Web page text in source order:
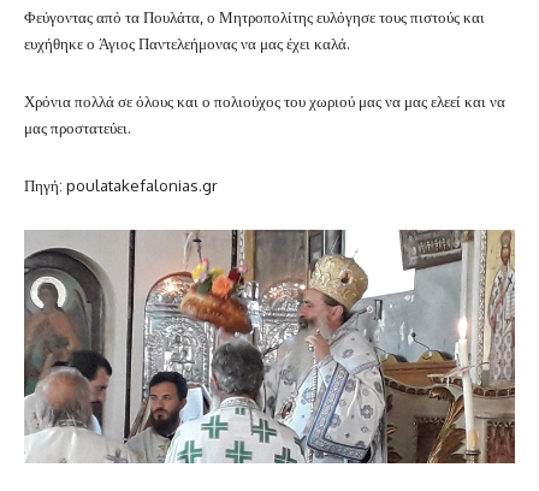
Φεύγοντας από τα Πουλάτα, ο Μητροπολίτης ευλόγησε τους πιστούς και
ευχήθηκε ο Άγιος Παντελεήμονας να μας έχει καλά.
Χρόνια πολλά σε όλους και ο πολιούχος του χωριού μας να μας ελεεί και να
μας προστατεύει.
Πηγή: poulatakefalonias.gr